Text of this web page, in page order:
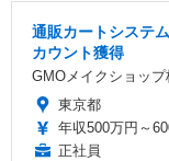
通販カートシステ
カウント獲得
GMOメイクショップ
東京都
年収500万円～
正社員